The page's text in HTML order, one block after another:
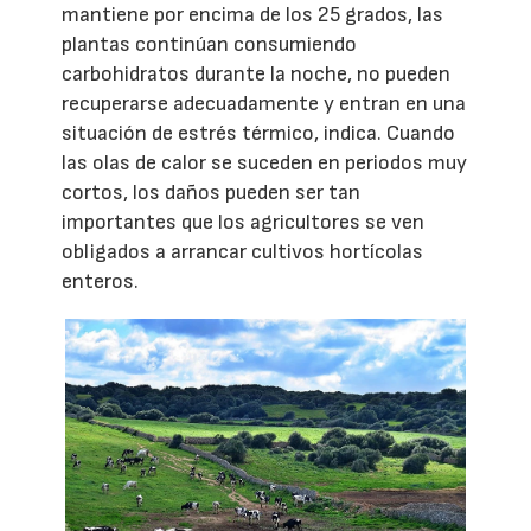
mantiene por encima de los 25 grados, las
plantas continúan consumiendo
carbohidratos durante la noche, no pueden
recuperarse adecuadamente y entran en una
situación de estrés térmico, indica. Cuando
las olas de calor se suceden en periodos muy
cortos, los daños pueden ser tan
importantes que los agricultores se ven
obligados a arrancar cultivos hortícolas
enteros.